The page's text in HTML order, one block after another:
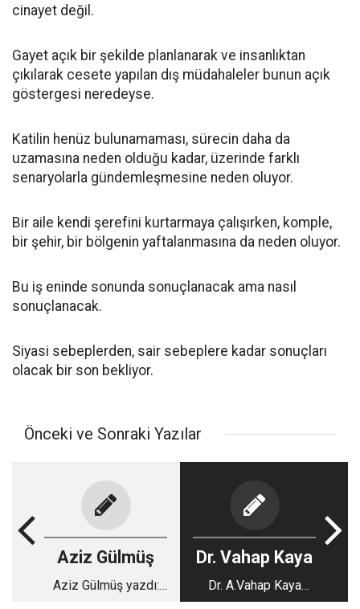
cinayet değil.
Gayet açık bir şekilde planlanarak ve insanlıktan
çıkılarak cesete yapılan dış müdahaleler bunun açık
göstergesi neredeyse.
Katilin henüz bulunamaması, sürecin daha da
uzamasına neden olduğu kadar, üzerinde farklı
senaryolarla gündemleşmesine neden oluyor.
Bir aile kendi şerefini kurtarmaya çalışırken, komple,
bir şehir, bir bölgenin yaftalanmasına da neden oluyor.
Bu iş eninde sonunda sonuçlanacak ama nasıl
sonuçlanacak.
Siyasi sebeplerden, sair sebeplere kadar sonuçları
olacak bir son bekliyor.
Önceki ve Sonraki Yazılar
Aziz Gülmüş
Aziz Gülmüş yazdı:
Dr. Vahap Kaya
Dr. A.Vahap Kaya
yazdı: Yük (1)